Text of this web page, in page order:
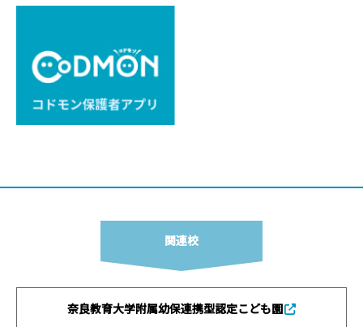
関連校
奈良教育大学附属幼保連携型認定こども園